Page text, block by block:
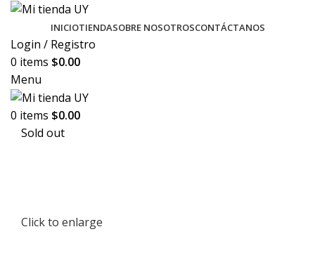
INICIOTIENDASOBRE NOSOTROSCONTÁCTANOS
Login / Registro
0 items $0.00
Menu
0 items $0.00
Sold out
Click to enlarge